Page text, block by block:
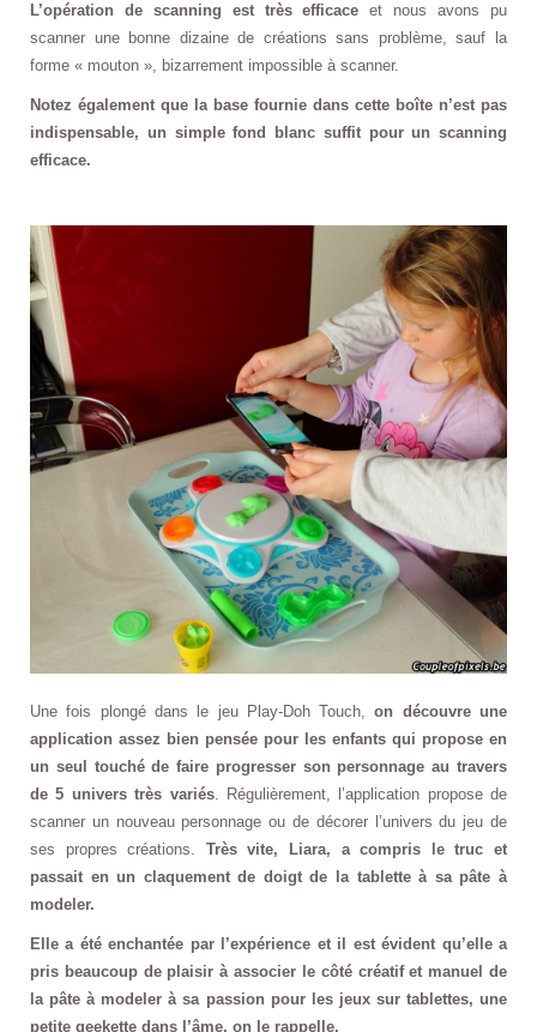
L’opération de scanning est très efficace et nous avons pu
scanner une bonne dizaine de créations sans problème, sauf la
forme « mouton », bizarrement impossible à scanner.
Notez également que la base fournie dans cette boîte n’est pas
indispensable, un simple fond blanc suffit pour un scanning
efficace.
Une fois plongé dans le jeu Play-Doh Touch,on découvre une
application assez bien pensée pour les enfants qui propose en
un seul touché de faire progresser son personnage au travers
de 5 univers très variés. Régulièrement, l’application propose de
scanner un nouveau personnage ou de décorer l’univers du jeu de
ses propres créations.
Très vite, Liara, a compris le truc et
passait en un claquement de doigt de la tablette à sa pâte à
modeler.
Elle a été enchantée par l’expérience et il est évident qu’elle a
pris beaucoup de plaisir à associer le côté créatif et manuel de
la pâte à modeler à sa passion pour les jeux sur tablettes, une
petite geekette dans l’âme, on le rappelle.